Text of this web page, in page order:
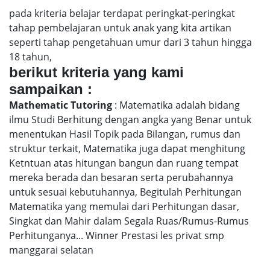
pada kriteria belajar terdapat peringkat-peringkat
tahap pembelajaran untuk anak yang kita artikan
seperti tahap pengetahuan umur dari 3 tahun hingga
18 tahun,
berikut kriteria yang kami
sampaikan :
Mathematic Tutoring : Matematika adalah bidang
ilmu Studi Berhitung dengan angka yang Benar untuk
menentukan Hasil Topik pada Bilangan, rumus dan
struktur terkait, Matematika juga dapat menghitung
Ketntuan atas hitungan bangun dan ruang tempat
mereka berada dan besaran serta perubahannya
untuk sesuai kebutuhannya, Begitulah Perhitungan
Matematika yang memulai dari Perhitungan dasar,
Singkat dan Mahir dalam Segala Ruas/Rumus-Rumus
Perhitunganya... Winner Prestasi les privat smp
manggarai selatan